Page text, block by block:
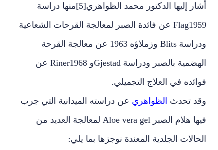
أشار إليها الدكتور محمد الظواهري[5]منها دراسة
Flag1959 عن فائدة الصبر لمعالجة القرحات الشعاعية
ودراسة Blits وزملاؤه 1963 عن معالجة القرحة
الهضمية بالصبر ودراسة Gjestadو Riner1968 عن
فوائده في العلاج التجميلي.
وقد تحدث الظواهري عن دراسته الميدانية التي جرب
فيها هلام الصبر Aloe vera gel لمعالجة العديد من
الحالات الجلدية المعندة نوجزها بما يلي: